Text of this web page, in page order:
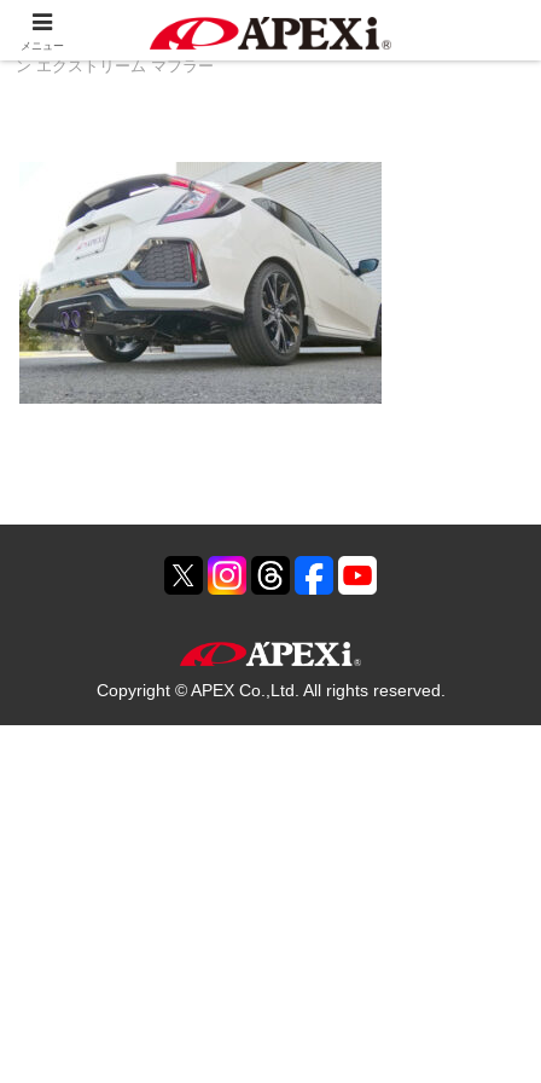
製品情報 排気系
N1 エボリューショ
ン エクストリーム マフラー
Copyright © APEX Co.,Ltd. All rights reserved.
メニュー